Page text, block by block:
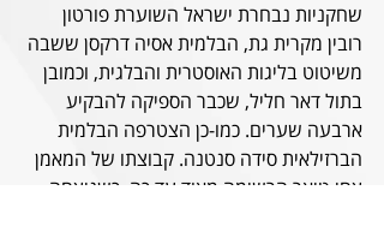
שחקניות נבחרת ישראל השוערת פורטון
רובין מקרית גת, הבלמית אסיה דרקסן ששבה
משיטוט בליגות האוסטרית והבלגית, וכמובן
בתול דאר חליל, שכבר הספיקה להבקיע
ארבעה שערים. כמו-כן הצטרפה הבלמית
הברזילאית סידה סנטנה. קבוצתו של המאמן
צחי טיאר הרשימה מאוד עד כה, כשניצחה